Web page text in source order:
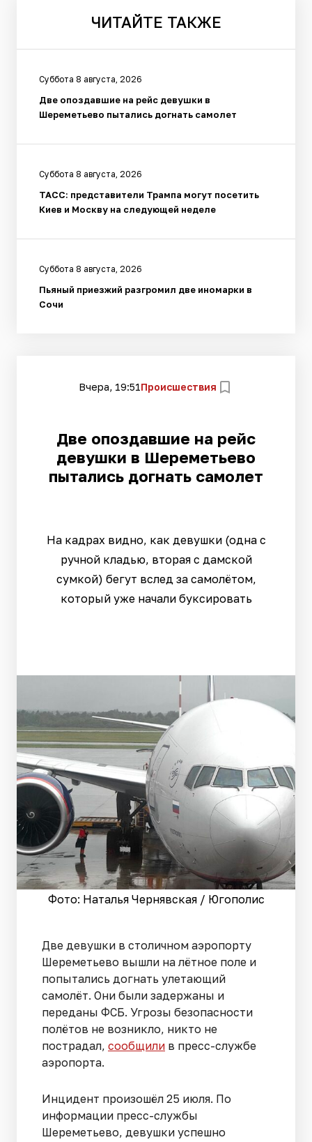
ЧИТАЙТЕ ТАКЖЕ
Суббота 8 августа, 2026
Две опоздавшие на рейс девушки в
Шереметьево пытались догнать самолет
Суббота 8 августа, 2026
ТАСС: представители Трампа могут посетить
Киев и Москву на следующей неделе
Суббота 8 августа, 2026
Пьяный приезжий разгромил две иномарки в
Сочи
Вчера, 19:51Происшествия
Две опоздавшие на рейс
девушки в Шереметьево
пытались догнать самолет
На кадрах видно, как девушки (одна с
ручной кладью, вторая с дамской
сумкой) бегут вслед за самолётом,
который уже начали буксировать
Фото: Наталья Чернявская / Югополис
Две девушки в столичном аэропорту
Шереметьево вышли на лётное поле и
попытались догнать улетающий
самолёт. Они были задержаны и
переданы ФСБ. Угрозы безопасности
полётов не возникло, никто не
пострадал, сообщили в пресс-службе
аэропорта.
Инцидент произошёл 25 июля. По
информации пресс-службы
Шереметьево, девушки успешно